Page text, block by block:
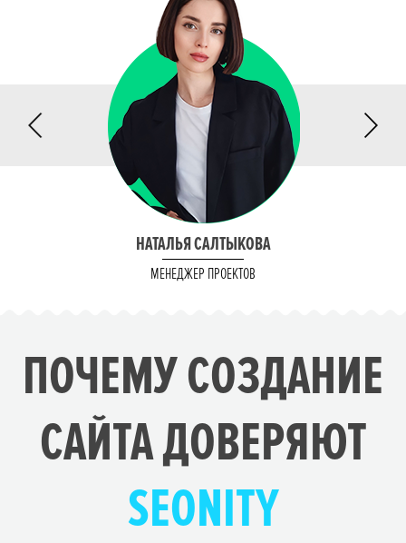
НАТАЛЬЯ САЛТЫКОВА
МЕНЕДЖЕР ПРОЕКТОВ
ПОЧЕМУ СОЗДАНИЕ
САЙТА ДОВЕРЯЮТ
SEONITY